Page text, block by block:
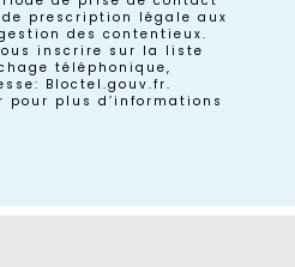
prescription légale aux
des contentieux.
inscrire sur la liste
téléphonique,
Bloctel.gouv.fr.
plus d’informations